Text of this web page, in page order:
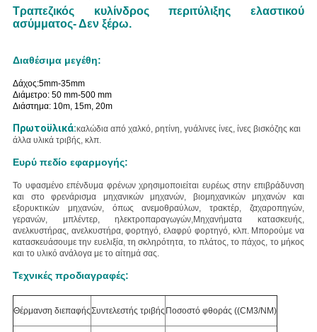
Τραπεζικός κυλίνδρος περιτύλιξης ελαστικού
ασύμματος- Δεν ξέρω.
Διαθέσιμα μεγέθη:
Δάχος:5mm-35mm
Διάμετρο: 50 mm-500 mm
Διάστημα: 10m, 15m, 20m
Πρωτοϋλικά:καλώδια από χαλκό, ρητίνη, γυάλινες ίνες, ίνες βισκόζης και
άλλα υλικά τριβής, κλπ.
Ευρύ πεδίο εφαρμογής:
Το υφασμένο επένδυμα φρένων χρησιμοποιείται ευρέως στην επιβράδυνση
και στο φρενάρισμα μηχανικών μηχανών, βιομηχανικών μηχανών και
εξορυκτικών μηχανών, όπως ανεμοθραύλων, τρακτέρ, ζαχαροπηγών,
γερανών, μπλέντερ, ηλεκτροπαραγωγών,Μηχανήματα κατασκευής,
ανελκυστήρας, ανελκυστήρα, φορτηγό, ελαφρύ φορτηγό, κλπ. Μπορούμε να
κατασκευάσουμε την ευελιξία, τη σκληρότητα, το πλάτος, το πάχος, το μήκος
και το υλικό ανάλογα με το αίτημά σας.
Τεχνικές προδιαγραφές:
Θέρμανση διεπαφήςΣυντελεστής τριβής Ποσοστό φθοράς ((CM3/NM)